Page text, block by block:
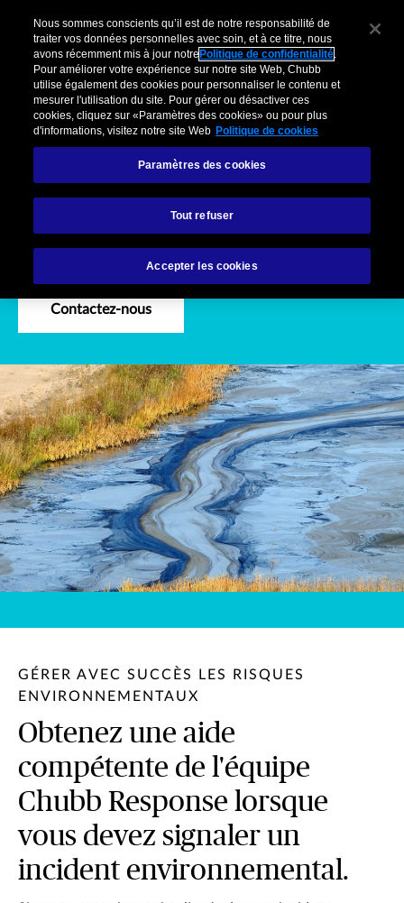
Environmental Incident Alert
Pour Clients Entreprises Courtiers Organisations partenaires
Assurances environnement Environmental Incident Alert
Environmental Incident Alert
Contactez-nous
GÉRER AVEC SUCCÈS LES RISQUES
ENVIRONNEMENTAUX
Obtenez une aide
compétente de l'équipe
Chubb Response lorsque
vous devez signaler un
incident environnemental.
Nous sommes conscients qu’il est de notre responsabilité de
traiter vos données personnelles avec soin, et à ce titre, nous
avons récemment mis à jour notre Politique de confidentialité.
Pour améliorer votre expérience sur notre site Web, Chubb
utilise également des cookies pour personnaliser le contenu et
mesurer l'utilisation du site. Pour gérer ou désactiver ces
cookies, cliquez sur «Paramètres des cookies» ou pour plus
d'informations, visitez notre site Web Politique de cookies
Paramètres des cookies
Tout refuser
Accepter les cookies